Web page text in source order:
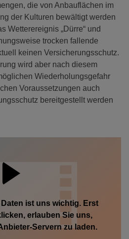
die von Anbauflächen im
der Kulturen bewältigt werden
Wetterereignis „Dürre“ und
trocken fallende
keinen Versicherungsschutz.
wird aber nach diesem
Wiederholungsgefahr
Voraussetzungen auch
bereitgestellt werden
ist uns wichtig. Erst
erlauben Sie uns,
Servern zu laden.